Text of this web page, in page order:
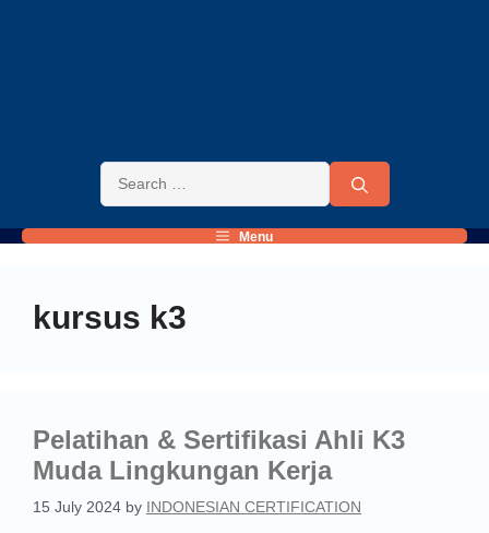
Menu
kursus k3
Pelatihan & Sertifikasi Ahli K3
Muda Lingkungan Kerja
15 July 2024 by INDONESIAN CERTIFICATION